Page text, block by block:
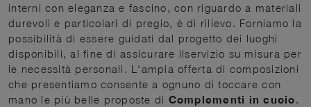
interni con eleganza e fascino, con riguardo a materiali
durevoli e particolari di pregio, è di rilievo. Forniamo la
possibilità di essere guidati dal progetto dei luoghi
disponibili, al fine di assicurare ilservizio su misura per
le necessità personali. L'ampia offerta di composizioni
che presentiamo consente a ognuno di toccare con
mano le più belle proposte di Complementi in cuoio.